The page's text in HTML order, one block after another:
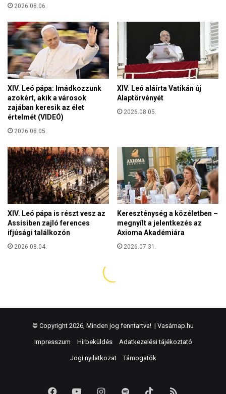
© Copyright 2026, Minden jog fenntartva! | Vasárnap.hu
Impresszum Hírbeküldés Adatkezelési tájékoztató
Jogi nyilatkozat Támogatók
FacebookYouTubeInstagram
Spotify TikTok